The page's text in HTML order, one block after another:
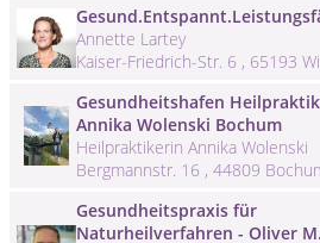
Annette Lartey
Kaiser-Friedrich-Str. 6 , 65193
Gesundheitshafen
Annika Wolenski Bochum
Heilpraktikerin Annika Wolenski
Bergmannstr. 16 , 44809
Gesundheitspraxis für
Naturheilverfahren - Oliver